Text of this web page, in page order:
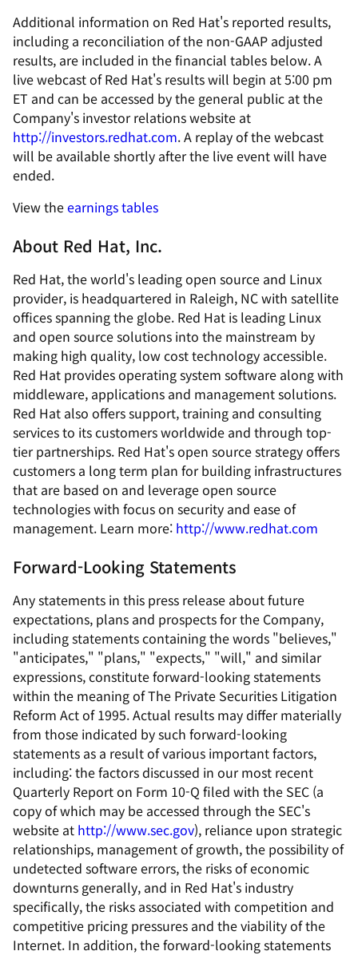
Additional information on Red Hat's reported results,
including a reconciliation of the non-GAAP adjusted
results, are included in the financial tables below. A
live webcast of Red Hat's results will begin at 5:00 pm
ET and can be accessed by the general public at the
Company's investor relations website at
http://investors.redhat.com. A replay of the webcast
will be available shortly after the live event will have
ended.
View theearnings tables
About Red Hat, Inc.
Red Hat, the world's leading open source and Linux
provider, is headquartered in Raleigh, NC with satellite
offices spanning the globe. Red Hat is leading Linux
and open source solutions into the mainstream by
making high quality, low cost technology accessible.
Red Hat provides operating system software along with
middleware, applications and management solutions.
Red Hat also offers support, training and consulting
services to its customers worldwide and through top-
tier partnerships. Red Hat's open source strategy offers
customers a long term plan for building infrastructures
that are based on and leverage open source
technologies with focus on security and ease of
management. Learn more: http://www.redhat.com
Forward-Looking Statements
Any statements in this press release about future
expectations, plans and prospects for the Company,
including statements containing the words "believes,"
"anticipates," "plans," "expects," "will," and similar
expressions, constitute forward-looking statements
within the meaning of The Private Securities Litigation
Reform Act of 1995. Actual results may differ materially
from those indicated by such forward-looking
statements as a result of various important factors,
including: the factors discussed in our most recent
Quarterly Report on Form 10-Q filed with the SEC (a
copy of which may be accessed through the SEC's
website at http://www.sec.gov), reliance upon strategic
relationships, management of growth, the possibility of
undetected software errors, the risks of economic
downturns generally, and in Red Hat's industry
specifically, the risks associated with competition and
competitive pricing pressures and the viability of the
Internet. In addition, the forward-looking statements